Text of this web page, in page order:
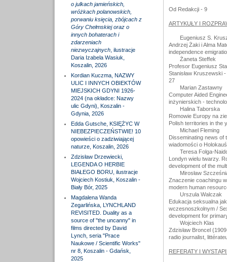
o julkach jamieńskich,
wróżkach polanowskich,
porwaniu księcia, zbójcach z
Góry Chełmskiej oraz o
innych bohaterach i
zdarzeniach
niezwyczajnych, ilustracje
Daria Izabela Wasiuk,
Koszalin, 2026
Kordian Kuczma, NAZWY
ULIC I INNYCH OBIEKTÓW
MIEJSKICH GDYNI 1926-
2024 (na okładce: Nazwy
ulic Gdyni), Koszalin -
Gdynia, 2026
Edda Gutsche, KSIĘŻYC W
NIEBEZPIECZEŃSTWIE! 10
opowieści o zadziwiającej
naturze, Koszalin, 2026
Zdzisław Drzewiecki,
LEGENDA O HERBIE
BIAŁEGO BORU, ilustracje
Wojciech Kostiuk, Koszalin -
Biały Bór, 2025
Magdalena Wanda
Zegarlińska, LYNCHLAND
REVISITED. Duality as a
source of "the uncanny" in
films directed by David
Lynch, seria "Prace
Naukowe / Scientific Works"
nr 8, Koszalin - Gdańsk,
2025
Od Redakcji - 9
ARTYKUŁY I
Eugeniusz S.
Andrzej Żaki i Alma
independence
Żaneta Steffek
Profesor Eugeniusz
Stanisław Kruszewski
27
Marian Zastawny
Computer Aided
inżynierskich -
Halina Taborska
Romowie Europy na
Polish territories in the
Michael Fleming
Disseminating news of
wiadomości o
Teresa Folga-
Londyn wielu twarzy.
development of the
Mirosław
Znaczenie coachingu
modern human
Urszula Walczak
Edukacja seksualna
wczesnoszkolnym /
development for
Wojciech Klas
Zdzisław Broncel
radio journalist,
REFERATY I